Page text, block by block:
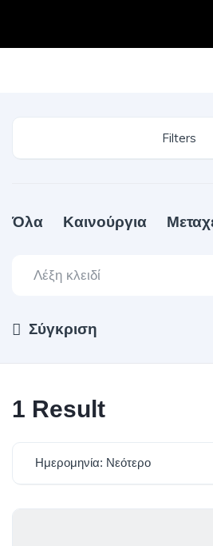
Filters
Όλα Καινούργια
Σύγκριση
1 Result
Ημερομηνία: Νεότερο